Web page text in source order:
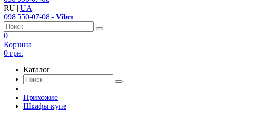
RU | UA
098 550-07-08 - Viber
0
Корзина
0 грн.
Каталог
Прихожие
Шкафы-купе